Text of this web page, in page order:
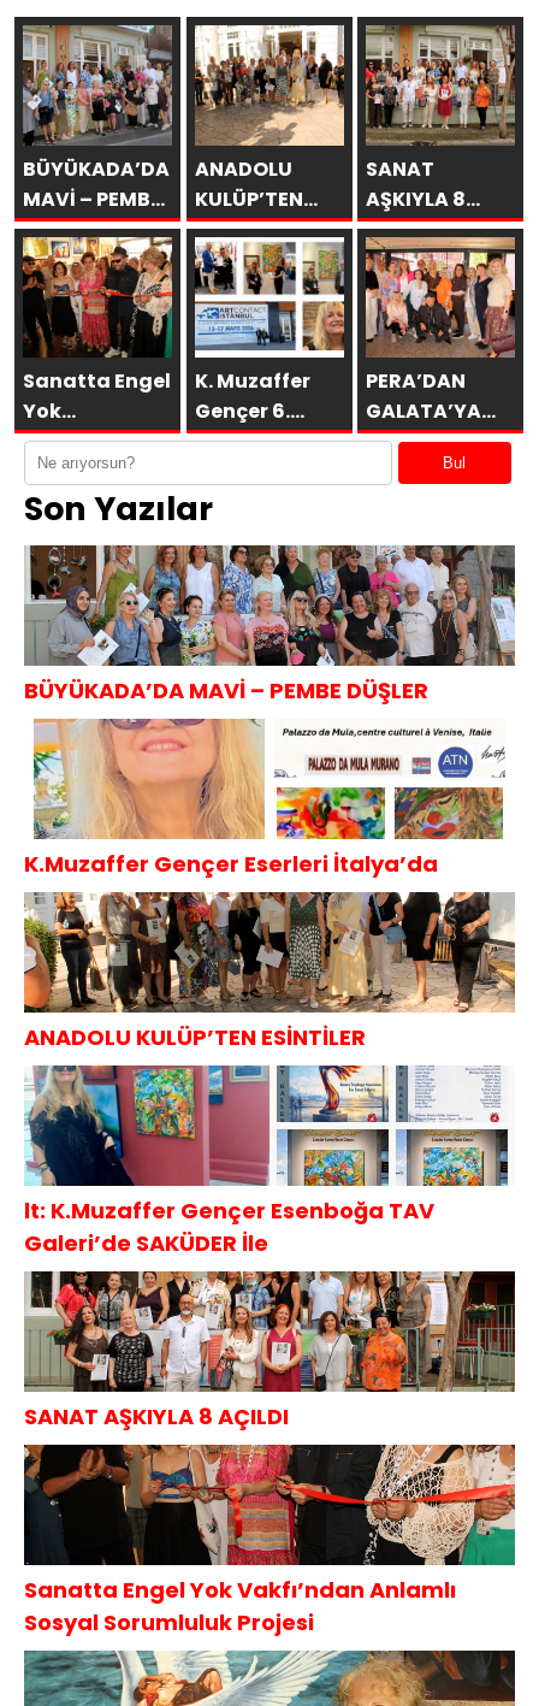
BÜYÜKADA’DA
MAVİ – PEMBE
DÜŞLER
ANADOLU
KULÜP’TEN
ESİNTİLER
SANAT
AŞKIYLA 8
AÇILDI
Sanatta Engel
Yok
Vakfı’ndan
Anlamlı
Sosyal
Projesi
K. Muzaffer
Gençer 6.
ARTCONTACT
SAKÜDER ile
PERA’DAN
GALATA’YA
GURUBU
BAHARABul
Son Yazılar
BÜYÜKADA’DA MAVİ – PEMBE DÜŞLER
K.Muzaffer Gençer Eserleri İtalya’da
ANADOLU KULÜP’TEN ESİNTİLER
lt: K.Muzaffer Gençer Esenboğa TAV
Galeri’de SAKÜDER İle
SANAT AŞKIYLA 8 AÇILDI
Sanatta Engel Yok Vakfı’ndan Anlamlı
Sosyal Sorumluluk Projesi